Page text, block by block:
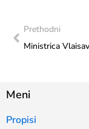
Prethodni
Meni
Propisi